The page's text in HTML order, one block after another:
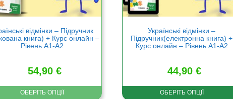
відмінки – Підручник
книга) + Курс онлайн –
Рівень А1-А2
54,90€
ОБЕРІТЬ ОПЦІЇ
Українські відмінки –
Підручник(електронна книга) +
Курс онлайн – Рівень А1-А2
44,90 €
ОБЕРІТЬ ОПЦІЇ
товару